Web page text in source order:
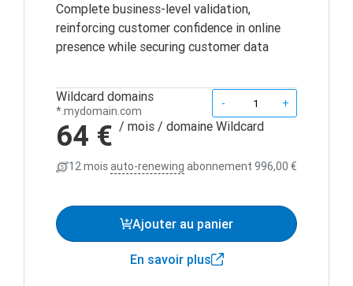
Complete business-level validation,
reinforcing customer confidence in online
presence while securing customer data
Wildcard domains
*.mydomain.com
- +
64 € / mois / domaine Wildcard
12 moisauto-renewing abonnement 996,00 €
Ajouter au panier
En savoir plus